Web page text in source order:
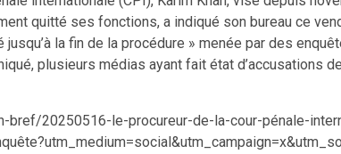
quitté ses fonctions, a indiqué son bureau ce
la fin de la procédure » menée par des
plusieurs médias ayant fait état d’accusations
bref/20250516-le-procureur-de-la-cour-pénale-